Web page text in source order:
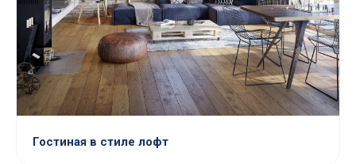
Гостиная в стиле лофт